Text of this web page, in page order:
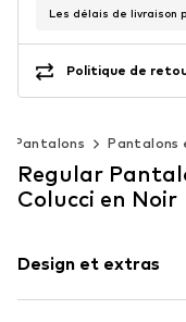
Les délais de livraison
Politique de
Pantalons Pantalons
Regular
Colucci en Noir
Design et extras